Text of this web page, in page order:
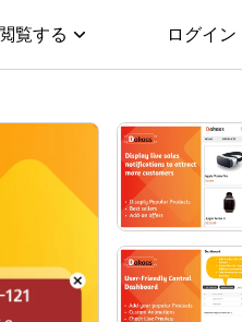
覧する ログイン